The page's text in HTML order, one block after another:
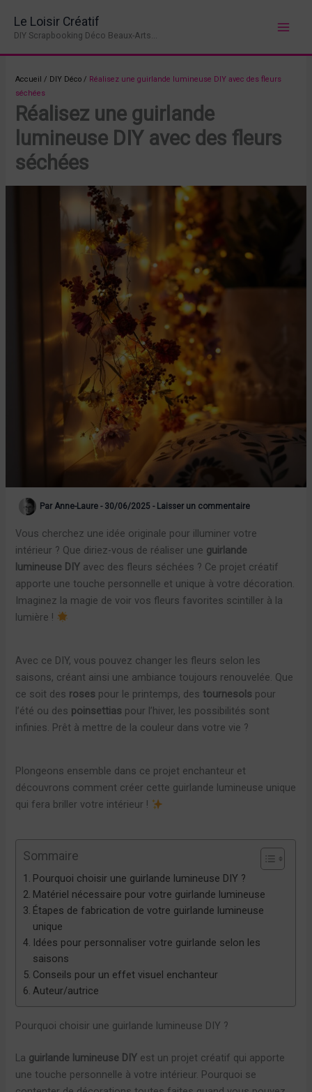
contenu
Le Loisir Créatif
DIY Scrapbooking Déco Beaux-Arts...
Accueil / DIY Déco / Réalisez une guirlande lumineuse DIY avec des fleurs
séchées
Réalisez une guirlande
lumineuse DIY avec des fleurs
séchées
Par Anne-Laure- 30/06/2025- Laisser un commentaire
Vous cherchez une idée originale pour illuminer votre
intérieur ? Que diriez-vous de réaliser une guirlande
lumineuse DIY avec des fleurs séchées ? Ce projet créatif
apporte une touche personnelle et unique à votre décoration.
Imaginez la magie de voir vos fleurs favorites scintiller à la
lumière !
Avec ce DIY, vous pouvez changer les fleurs selon les
saisons, créant ainsi une ambiance toujours renouvelée. Que
ce soit des roses pour le printemps, destournesols pour
l’été ou des poinsettias pour l’hiver, les possibilités sont
infinies. Prêt à mettre de la couleur dans votre vie ?
Plongeons ensemble dans ce projet enchanteur et
découvrons comment créer cette guirlande lumineuse unique
qui fera briller votre intérieur !
Sommaire
Pourquoi choisir une guirlande lumineuse DIY ?
Matériel nécessaire pour votre guirlande lumineuse
Étapes de fabrication de votre guirlande lumineuse
unique
Idées pour personnaliser votre guirlande selon les
saisons
Conseils pour un effet visuel enchanteur
Auteur/autrice
Pourquoi choisir une guirlande lumineuse DIY ?
La guirlande lumineuse DIY est un projet créatif qui apporte
une touche personnelle à votre intérieur. Pourquoi se